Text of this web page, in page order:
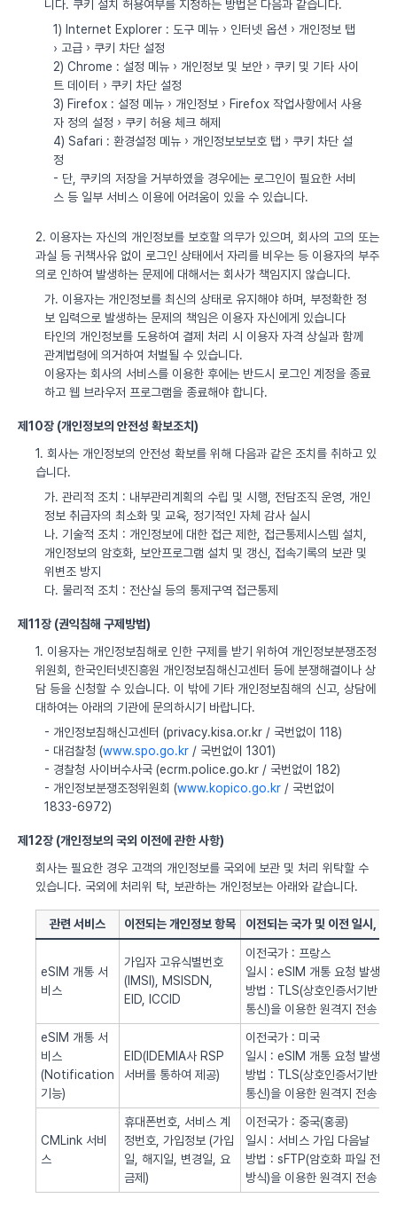
니다. 쿠키 설치 허용여부를 지정하는 방법은 다음과 같습니다.
1) Internet Explorer : 도구 메뉴 › 인터넷 옵션 › 개인정보 탭
› 고급 › 쿠키 차단 설정
2) Chrome : 설정 메뉴 › 개인정보 및 보안 › 쿠키 및 기타 사이
트 데이터 › 쿠키 차단 설정
3) Firefox : 설정 메뉴 › 개인정보 › Firefox 작업사항에서 사용
자 정의 설정 › 쿠키 허용 체크 해제
4) Safari : 환경설정 메뉴 › 개인정보보보호 탭 › 쿠키 차단 설
정
- 단, 쿠키의 저장을 거부하였을 경우에는 로그인이 필요한 서비
스 등 일부 서비스 이용에 어려움이 있을 수 있습니다.
2. 이용자는 자신의 개인정보를 보호할 의무가 있으며, 회사의 고의 또는
과실 등 귀책사유 없이 로그인 상태에서 자리를 비우는 등 이용자의 부주
의로 인하여 발생하는 문제에 대해서는 회사가 책임지지 않습니다.
가. 이용자는 개인정보를 최신의 상태로 유지해야 하며, 부정확한 정
보 입력으로 발생하는 문제의 책임은 이용자 자신에게 있습니다
타인의 개인정보를 도용하여 결제 처리 시 이용자 자격 상실과 함께
관계법령에 의거하여 처벌될 수 있습니다.
이용자는 회사의 서비스를 이용한 후에는 반드시 로그인 계정을 종료
하고 웹 브라우저 프로그램을 종료해야 합니다.
제10장 (개인정보의 안전성 확보조치)
1. 회사는 개인정보의 안전성 확보를 위해 다음과 같은 조치를 취하고 있
습니다.
가. 관리적 조치 : 내부관리계획의 수립 및 시행, 전담조직 운영, 개인
정보 취급자의 최소화 및 교육, 정기적인 자체 감사 실시
나. 기술적 조치 : 개인정보에 대한 접근 제한, 접근통제시스템 설치,
개인정보의 암호화, 보안프로그램 설치 및 갱신, 접속기록의 보관 및
위변조 방지
다. 물리적 조치 : 전산실 등의 통제구역 접근통제
제11장 (권익침해 구제방법)
1. 이용자는 개인정보침해로 인한 구제를 받기 위하여 개인정보분쟁조정
위원회, 한국인터넷진흥원 개인정보침해신고센터 등에 분쟁해결이나 상
담 등을 신청할 수 있습니다. 이 밖에 기타 개인정보침해의 신고, 상담에
대하여는 아래의 기관에 문의하시기 바랍니다.
- 개인정보침해신고센터 (privacy.kisa.or.kr / 국번없이 118)
- 대검찰청 (www.spo.go.kr / 국번없이 1301)
- 경찰청 사이버수사국 (ecrm.police.go.kr / 국번없이 182)
- 개인정보분쟁조정위원회 (www.kopico.go.kr / 국번없이
1833-6972)
제12장 (개인정보의 국외 이전에 관한 사항)
회사는 필요한 경우 고객의 개인정보를 국외에 보관 및 처리 위탁할 수
있습니다. 국외에 처리위 탁, 보관하는 개인정보는 아래와 같습니다.
관련 서비스 이전되는 개인정보 항목 이전되는 국가 및 이전 일시, 방
eSIM 개통 서
비스
가입자 고유식별번호
(IMSI), MSISDN,
EID, ICCID
이전국가 : 프랑스
일시 : eSIM 개통 요청 발생시
방법 : TLS(상호인증서기반
통신)을 이용한 원격지 전송
eSIM 개통 서
비스
(Notification
기능)
EID(IDEMIA사 RSP
서버를 통하여 제공)
이전국가 : 미국
일시 : eSIM 개통 요청 발생시
방법 : TLS(상호인증서기반
통신)을 이용한 원격지 전송
CMLink 서비
스
휴대폰번호, 서비스 계
정번호, 가입정보 (가입
일, 해지일, 변경일, 요
금제)
이전국가 : 중국(홍콩)
일시 : 서비스 가입 다음날
방법 : sFTP(암호화 파일 전송
방식)을 이용한 원격지 전송